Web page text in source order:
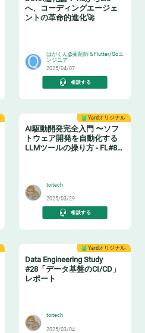
へ、コーディングエージェ
ントの革命的進化🚀
はがくん@薬剤師＆Flutter/Goエ
ンジニア
2025/04/07
相談する
Yardオリジナル
AI駆動開発完全入門 〜ソフ
トウェア開発を自動化する
LLMツールの操り方 - FL#87
toitech
2025/03/29
相談する
Yardオリジナル
Data Engineering Study
#28「データ基盤のCI/CD」
レポート
toitech
2025/03/04